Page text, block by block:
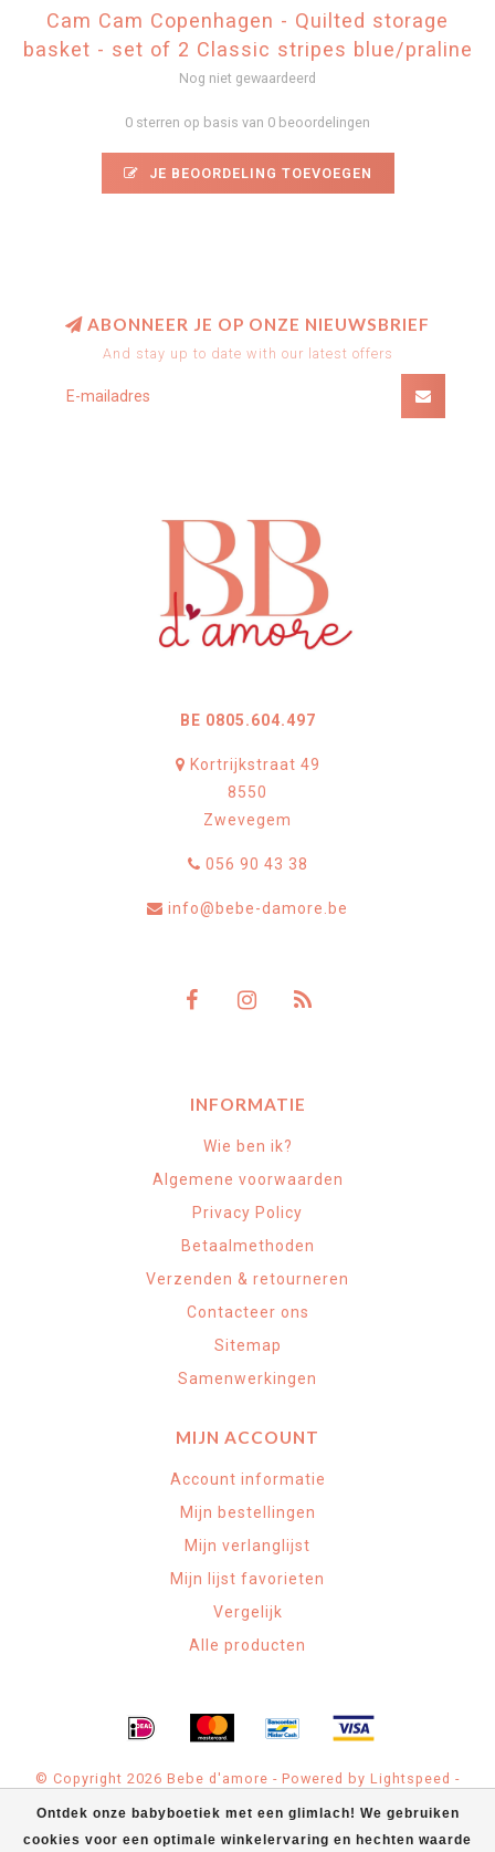
Cam Cam Copenhagen - Quilted storage
basket - set of 2 Classic stripes blue/praline
Nog niet gewaardeerd
0 sterren op basis van 0 beoordelingen
JE BEOORDELING TOEVOEGEN
Ontdek onze babyboetiek met een glimlach! We gebruiken
cookies voor een optimale winkelervaring en hechten waarde
ABONNEER JE OP ONZE NIEUWSBRIEF
And stay up to date with our latest offers
BE 0805.604.497
Kortrijkstraat 49
8550
Zwevegem
056 90 43 38
info@bebe-damore.be
INFORMATIE
Wie ben ik?
Algemene voorwaarden
Privacy Policy
Betaalmethoden
Verzenden & retourneren
Contacteer ons
Sitemap
Samenwerkingen
MIJN ACCOUNT
Account informatie
Mijn bestellingen
Mijn verlanglijst
Mijn lijst favorieten
Vergelijk
Alle producten
© Copyright 2026 Bebe d'amore - Powered by Lightspeed -
Bebe d'amore Babyspeciaalzaak scores a 4.9/5out of71